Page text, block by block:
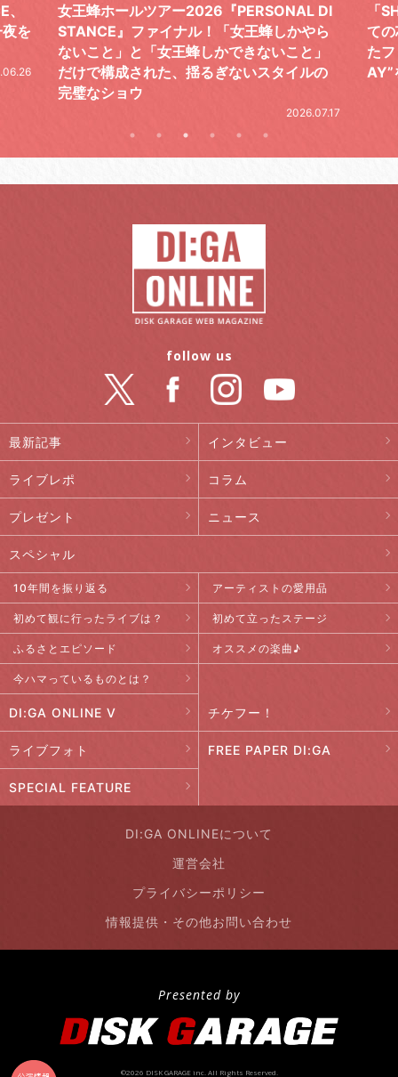
ら
の
「SHISHAMOでした!!!」ロックバンドとし
ての芯を貫き通し、笑顔と感謝で泳ぎ切っ
たファイナルライブ、DAY2“GOODBYE D
AY”をレポート
気
レ
最新記事 インタビュー
ライブレポ コラム
プレゼント ニュース
スペシャル
10年間を振り返る アーティストの愛用品
初めて観に行ったライブは？ 初めて立ったステージ
ふるさとエピソード オススメの楽曲♪
今ハマっているものとは？
DI:GA ONLINE V チケフー！
ライブフォト FREE PAPER DI:GA
SPECIAL FEATURE
follow us
DI:GA ONLINEについて
運営会社
プライバシーポリシー
情報提供・その他お問い合わせ
Presented by
©2026 DISK GARAGE inc. All Rights Reserved.